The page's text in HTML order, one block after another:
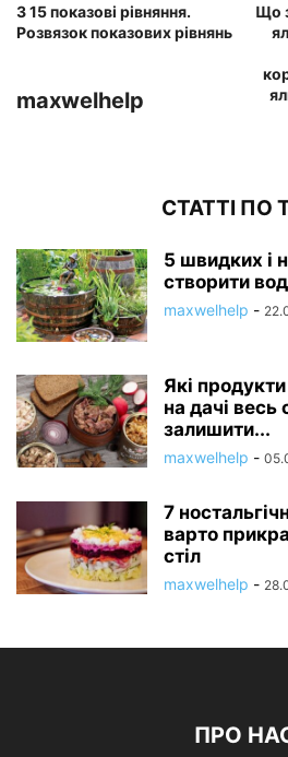
З 15 показові рівняння.
Розвязок показових рівнянь
Що
maxwelhelp
СТАТТІ ПО
5 швидких і
створити
maxwelhelp -
Які
на дачі весь
залишити...
maxwelhelp -
7
варто
стіл
maxwelhelp -
ПРО